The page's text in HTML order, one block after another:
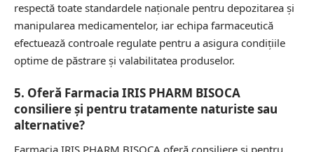
respectă toate standardele naționale pentru depozitarea și
manipularea medicamentelor, iar echipa farmaceutică
efectuează controale regulate pentru a asigura condițiile
optime de păstrare și valabilitatea produselor.
5. Oferă Farmacia IRIS PHARM BISOCA
consiliere și pentru tratamente naturiste sau
alternative?
Farmacia IRIS PHARM BISOCA oferă consiliere și pentru